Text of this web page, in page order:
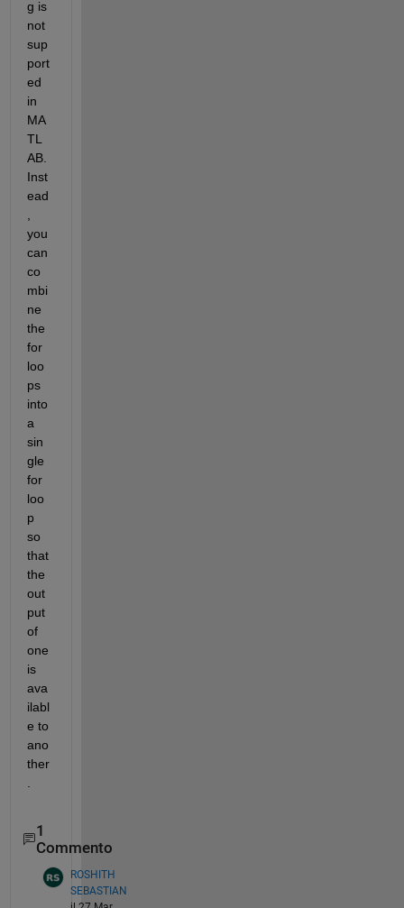
g is
not
sup
port
ed
in
MA
TL
AB.
Inst
ead
you
can
co
mbi
ne
the
for
loo
ps
into
a
sin
gle
for
loo
p
so
that
the
out
put
of
one
is
ava
ilabl
e to
ano
ther
1
Commento
ROSHITH
SEBASTIAN